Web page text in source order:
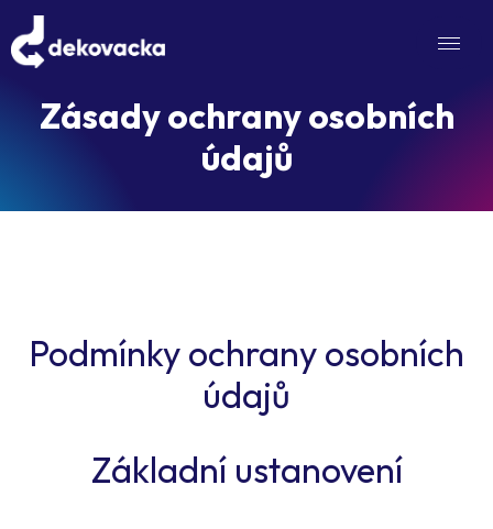
Zásady ochrany osobních
údajů
Podmínky ochrany osobních
údajů
Základní ustanovení